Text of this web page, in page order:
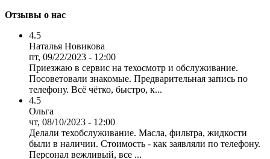
Отзывы о нас
4.5
Наталья Новикова
пт, 09/22/2023 - 12:00
Приезжаю в сервис на техосмотр и обслуживание.
Посоветовали знакомые. Предварительная запись по
телефону. Всё чётко, быстро, к...
4.5
Ольга
чт, 08/10/2023 - 12:00
Делали техобслуживание. Масла, фильтра, жидкости
были в наличии. Стоимость - как заявляли по телефону.
Персонал вежливый, все ...